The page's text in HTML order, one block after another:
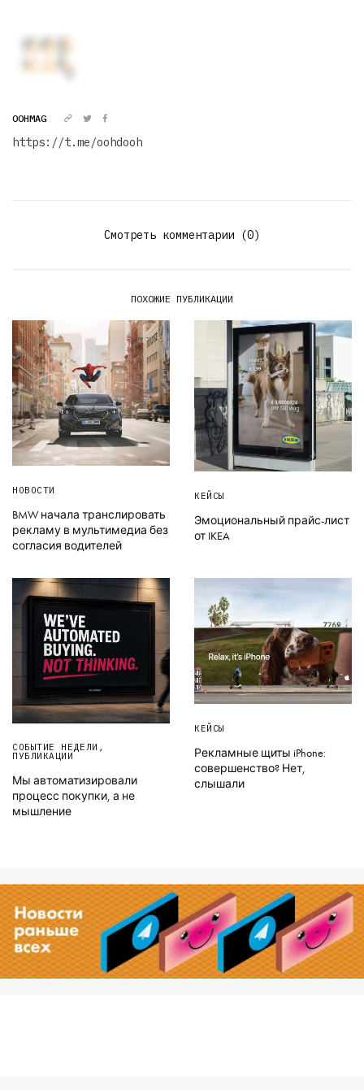
OOHMAG
https://t.me/oohdooh
Смотреть комментарии (0)
ПОХОЖИЕ ПУБЛИКАЦИИ
НОВОСТИ
BMW начала транслировать
рекламу в мультимедиа без
согласия водителей
КЕЙСЫ
Эмоциональный прайс-лист
от IKEA
СОБЫТИЕ НЕДЕЛИ ,
ПУБЛИКАЦИИ
Мы автоматизировали
процесс покупки, а не
мышление
КЕЙСЫ
Рекламные щиты iPhone:
совершенство? Нет,
слышали